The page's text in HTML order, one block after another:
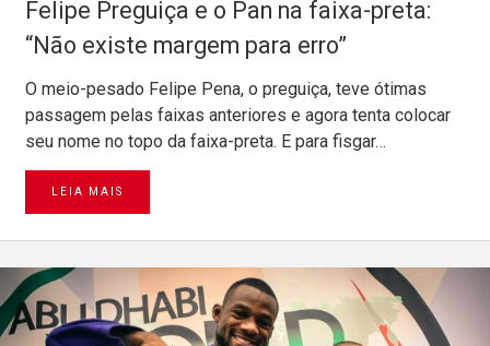
Felipe Preguiça e o Pan na faixa-preta:
“Não existe margem para erro”
O meio-pesado Felipe Pena, o preguiça, teve ótimas
passagem pelas faixas anteriores e agora tenta colocar
seu nome no topo da faixa-preta. E para fisgar…
LEIA MAIS